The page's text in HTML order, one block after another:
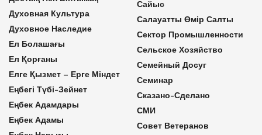
Духовная Культура
Духовное Наследие
Ел Болашағы
Ел Қорғаны
Елге Қызмет – Ерге Міндет
Еңбегі Түбі-Зейнет
Еңбек Адамдары
Еңбек Адамы
Сайыс
Салауатты Өмір Салты
Сектор Промышленности
Сельское Хозяйство
Семейный Досуг
Семинар
Сказано-Сделано
СМИ
Совет Ветеранов